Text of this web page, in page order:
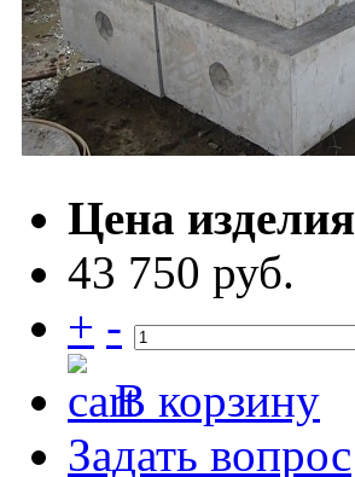
Цена изделия
43 750 руб.
+ -
В корзину
Задать вопрос